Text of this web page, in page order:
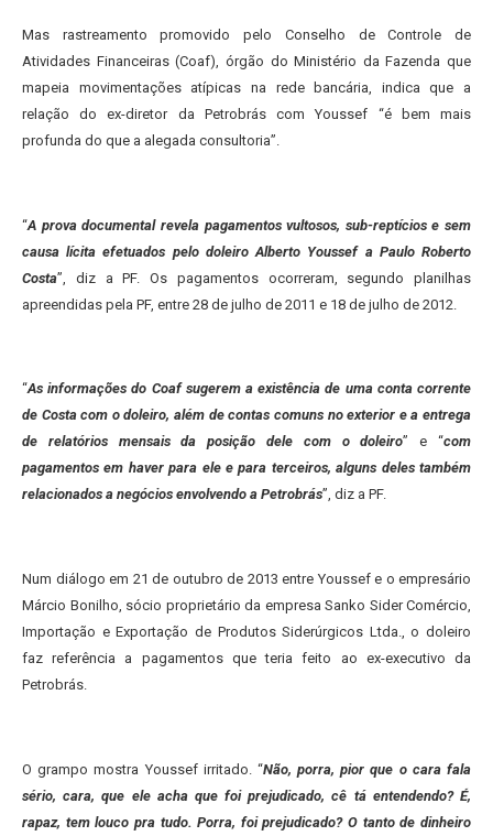
Mas rastreamento promovido pelo Conselho de Controle de
Atividades Financeiras (Coaf), órgão do Ministério da Fazenda que
mapeia movimentações atípicas na rede bancária, indica que a
relação do ex-diretor da Petrobrás com Youssef “é bem mais
profunda do que a alegada consultoria”.
“A prova documental revela pagamentos vultosos, sub-reptícios e sem
causa lícita efetuados pelo doleiro Alberto Youssef a Paulo Roberto
Costa”, diz a PF. Os pagamentos ocorreram, segundo planilhas
apreendidas pela PF, entre 28 de julho de 2011 e 18 de julho de 2012.
“As informações do Coaf sugerem a existência de uma conta corrente
de Costa com o doleiro, além de contas comuns no exterior e a entrega
de relatórios mensais da posição dele com o doleiro” e “com
pagamentos em haver para ele e para terceiros, alguns deles também
relacionados a negócios envolvendo a Petrobrás”, diz a PF.
Num diálogo em 21 de outubro de 2013 entre Youssef e o empresário
Márcio Bonilho, sócio proprietário da empresa Sanko Sider Comércio,
Importação e Exportação de Produtos Siderúrgicos Ltda., o doleiro
faz referência a pagamentos que teria feito ao ex-executivo da
Petrobrás.
O grampo mostra Youssef irritado. “Não, porra, pior que o cara fala
sério, cara, que ele acha que foi prejudicado, cê tá entendendo? É,
rapaz, tem louco pra tudo. Porra, foi prejudicado? O tanto de dinheiro